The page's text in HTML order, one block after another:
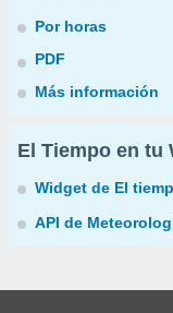
Por horas
PDF
Más información
El Tiempo en tu
Widget de El
API de